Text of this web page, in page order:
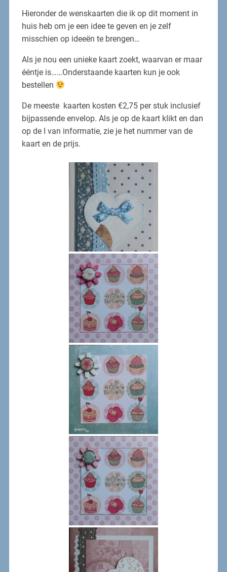
Hieronder de wenskaarten die ik op dit moment in
huis heb om je een idee te geven en je zelf
misschien op ideeën te brengen…
Als je nou een unieke kaart zoekt, waarvan er maar
ééntje is……Onderstaande kaarten kun je ook
bestellen
De meeste kaarten kosten €2,75 per stuk inclusief
bijpassende envelop. Als je op de kaart klikt en dan
op de I van informatie, zie je het nummer van de
kaart en de prijs.